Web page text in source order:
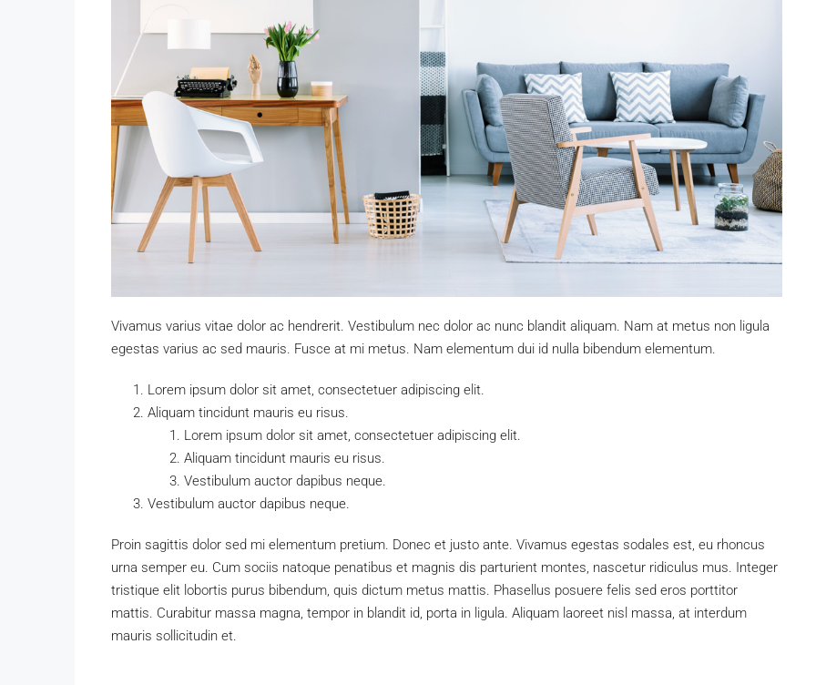
Vivamus varius vitae dolor ac hendrerit. Vestibulum nec dolor ac nunc blandit aliquam. Nam at metus non ligula
egestas varius ac sed mauris. Fusce at mi metus. Nam elementum dui id nulla bibendum elementum.
Lorem ipsum dolor sit amet, consectetuer adipiscing elit.
Aliquam tincidunt mauris eu risus.
Lorem ipsum dolor sit amet, consectetuer adipiscing elit.
Aliquam tincidunt mauris eu risus.
Vestibulum auctor dapibus neque.
Vestibulum auctor dapibus neque.
Proin sagittis dolor sed mi elementum pretium. Donec et justo ante. Vivamus egestas sodales est, eu rhoncus
urna semper eu. Cum sociis natoque penatibus et magnis dis parturient montes, nascetur ridiculus mus. Integer
tristique elit lobortis purus bibendum, quis dictum metus mattis. Phasellus posuere felis sed eros porttitor
mattis. Curabitur massa magna, tempor in blandit id, porta in ligula. Aliquam laoreet nisl massa, at interdum
mauris sollicitudin et.